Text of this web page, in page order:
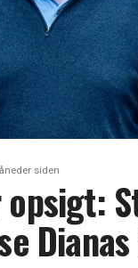
siden